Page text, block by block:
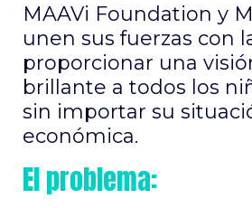
MAAVi Foundation y
unen sus fuerzas con
proporcionar una
brillante a todos los
sin importar su
económica.
El problema: